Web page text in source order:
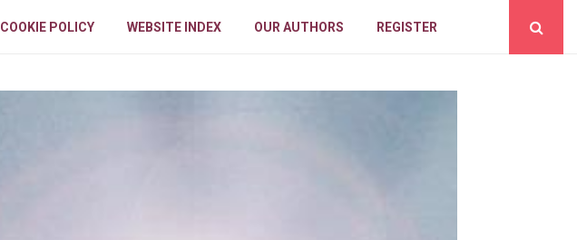
COOKIE POLICY WEBSITE INDEX OUR AUTHORS REGISTER